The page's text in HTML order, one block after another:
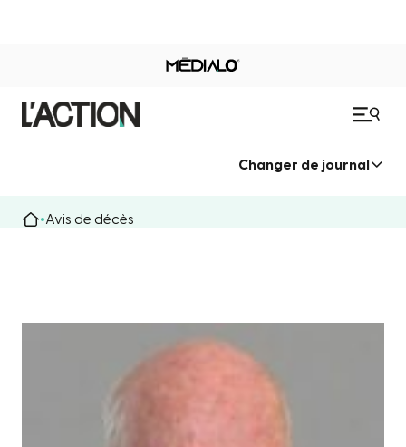
Changer de journal
Avis de décès